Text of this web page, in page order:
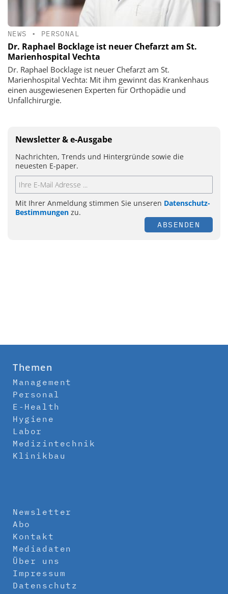
NEWS • PERSONAL
Dr. Raphael Bocklage ist neuer Chefarzt am St.
Marienhospital Vechta
Dr. Raphael Bocklage ist neuer Chefarzt am St.
Marienhospital Vechta: Mit ihm gewinnt das Krankenhaus
einen ausgewiesenen Experten für Orthopädie und
Unfallchirurgie.
Newsletter & e-Ausgabe
Nachrichten, Trends und Hintergründe sowie die
neuesten E-paper.
Mit Ihrer Anmeldung stimmen Sie unseren Datenschutz-
Bestimmungen zu.
ABSENDEN
Themen
Management
Personal
E-Health
Hygiene
Labor
Medizintechnik
Klinikbau
Newsletter
Abo
Kontakt
Mediadaten
Über uns
Impressum
Datenschutz